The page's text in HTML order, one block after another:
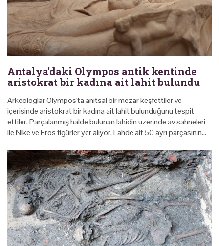
Antalya'daki Olympos antik kentinde
aristokrat bir kadına ait lahit bulundu
Arkeologlar Olympos'ta anıtsal bir mezar keşfettiler ve
içerisinde aristokrat bir kadına ait lahit bulunduğunu tespit
ettiler. Parçalanmış halde bulunan lahidin üzerinde av sahneleri
ile Nike ve Eros figürler yer alıyor. Lahde ait 50 ayrı parçasının…